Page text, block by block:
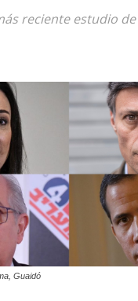
reciente estudio
Guaidó